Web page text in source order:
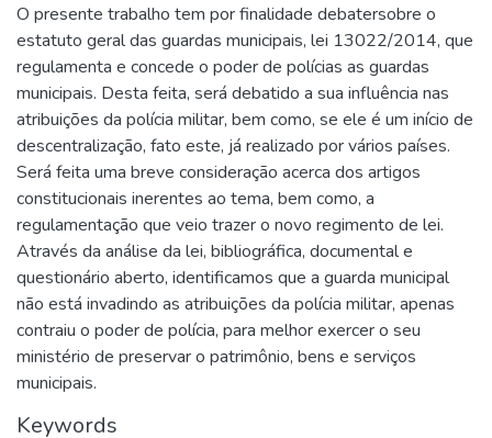
O presente trabalho tem por finalidade debatersobre o
estatuto geral das guardas municipais, lei 13022/2014, que
regulamenta e concede o poder de polícias as guardas
municipais. Desta feita, será debatido a sua influência nas
atribuições da polícia militar, bem como, se ele é um início de
descentralização, fato este, já realizado por vários países.
Será feita uma breve consideração acerca dos artigos
constitucionais inerentes ao tema, bem como, a
regulamentação que veio trazer o novo regimento de lei.
Através da análise da lei, bibliográfica, documental e
questionário aberto, identificamos que a guarda municipal
não está invadindo as atribuições da polícia militar, apenas
contraiu o poder de polícia, para melhor exercer o seu
ministério de preservar o patrimônio, bens e serviços
municipais.
Keywords